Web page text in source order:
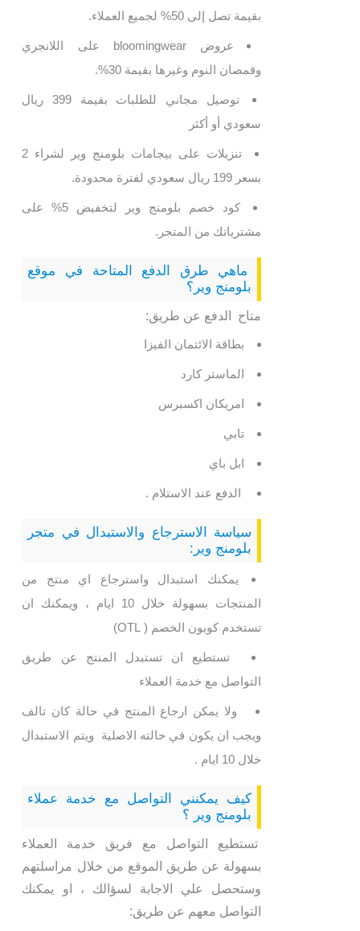
بقيمة تصل إلى 50% لجميع العملاء.
عروض bloomingwear على اللانجري
وقمصان النوم وغيرها بقيمة 30%.
توصيل مجاني للطلبات بقيمة 399 ريال
سعودي أو أكثر
تنزيلات على بيجامات بلومنج وير لشراء 2
بسعر 199 ريال سعودي لفترة محدودة.
كود خصم بلومنج وير لتخفيض 5% على
مشترياتك من المتجر.
ماهي طرق الدفع المتاحة في موقع
بلومنج وير؟
متاح الدفع عن طريق:
بطاقة الائتمان الفيزا
الماستر كارد
امريكان اكسبرس
تابي
ابل باي
الدفع عند الاستلام .
سياسة الاسترجاع والاستبدال في متجر
بلومنج وير:
يمكنك استبدال واسترجاع اي منتج من
المنتجات بسهولة خلال 10 ايام ، ويمكنك ان
تستخدم كوبون الخصم ( OTL)
تستطيع ان تستبدل المنتج عن طريق
التواصل مع خدمة العملاء
ولا يمكن ارجاع المنتج في حالة كان تالف
ويجب ان يكون في حالته الاصلية ويتم الاستبدال
خلال 10 ايام .
كيف يمكنني التواصل مع خدمة عملاء
بلومنج وير ؟
تستطيع التواصل مع فريق خدمة العملاء
بسهولة عن طريق الموقع من خلال مراسلتهم
وستحصل علي الاجابة لسؤالك ، او يمكنك
التواصل معهم عن طريق: